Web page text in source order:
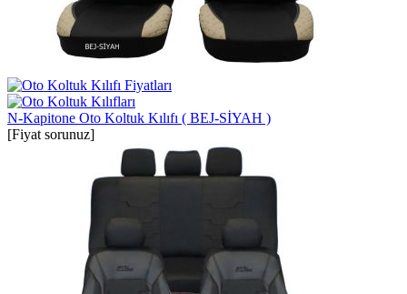
N-Kapitone Oto Koltuk Kılıfı ( BEJ-SİYAH )
[Fiyat sorunuz]